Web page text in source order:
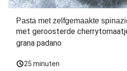
Pasta met zelfgemaakte
met geroosterde
grana padano
25 minuten